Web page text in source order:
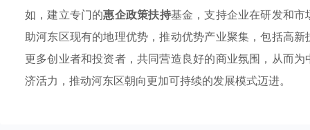
如，建立专门的惠企政策扶持基金，支持企业在研发和
助河东区现有的地理优势，推动优势产业聚集，包括高
更多创业者和投资者，共同营造良好的商业氛围，从而
济活力，推动河东区朝向更加可持续的发展模式迈进。